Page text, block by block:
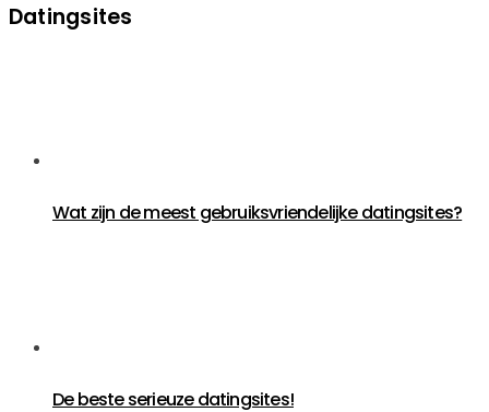
Datingsites
Wat zijn de meest gebruiksvriendelijke datingsites?
De beste serieuze datingsites!